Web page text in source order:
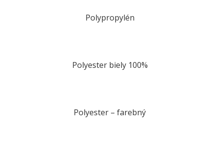
Polypropylén
Polyester biely 100%
Polyester – farebný